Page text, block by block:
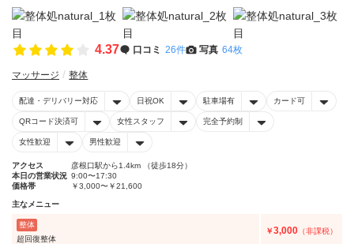
4.37 口コミ 26件 写真 64枚
マッサージ 整体
配達・デリバリー対応 日祝OK 駐車場有 カード可
QRコード決済可 女性スタッフ 完全予約制
女性歓迎 男性歓迎
アクセス
彦根口駅から1.4km （徒歩18分）
本日の営業状況 9:00〜17:30
価格帯
￥3,000〜￥21,600
主なメニュー
整体
超回復整体
￥3,000 （非課税）